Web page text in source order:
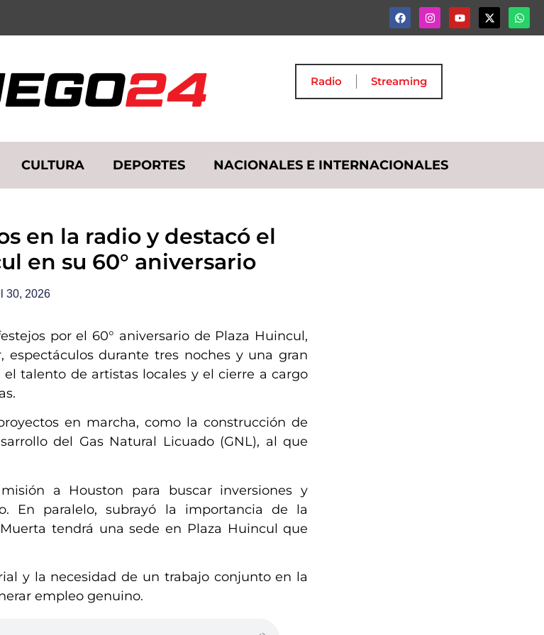
Radio Streaming
CULTURA DEPORTES NACIONALES E INTERNACIONALES
en la radio y destacó el
en su 60° aniversario
30, 2026
por el 60° aniversario de Plaza Huincul,
durante tres noches y una gran
talento de artistas locales y el cierre a cargo
en marcha, como la construcción de
del Gas Natural Licuado (GNL), al que
a Houston para buscar inversiones y
En paralelo, subrayó la importancia de la
tendrá una sede en Plaza Huincul que
y la necesidad de un trabajo conjunto en la
empleo genuino.